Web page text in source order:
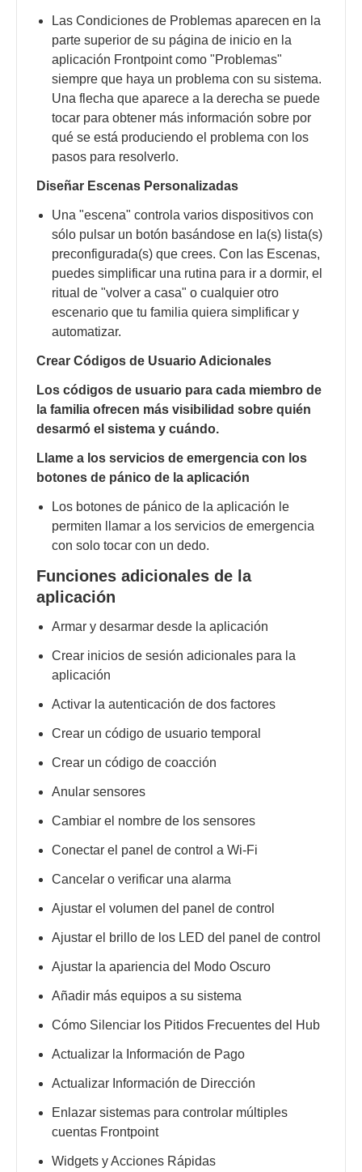
Las Condiciones de Problemas aparecen en la
parte superior de su página de inicio en la
aplicación Frontpoint como "Problemas"
siempre que haya un problema con su sistema.
Una flecha que aparece a la derecha se puede
tocar para obtener más información sobre por
qué se está produciendo el problema con los
pasos para resolverlo.
Diseñar Escenas Personalizadas
Una "escena" controla varios dispositivos con
sólo pulsar un botón basándose en la(s) lista(s)
preconfigurada(s) que crees. Con las Escenas,
puedes simplificar una rutina para ir a dormir, el
ritual de "volver a casa" o cualquier otro
escenario que tu familia quiera simplificar y
automatizar.
Crear Códigos de Usuario Adicionales
Los códigos de usuario para cada miembro de
la familia ofrecen más visibilidad sobre quién
desarmó el sistema y cuándo.
Llame a los servicios de emergencia con los
botones de pánico de la aplicación
Los botones de pánico de la aplicación le
permiten llamar a los servicios de emergencia
con solo tocar con un dedo.
Funciones adicionales de la
aplicación
Armar y desarmar desde la aplicación
Crear inicios de sesión adicionales para la
aplicación
Activar la autenticación de dos factores
Crear un código de usuario temporal
Crear un código de coacción
Anular sensores
Cambiar el nombre de los sensores
Conectar el panel de control a Wi-Fi
Cancelar o verificar una alarma
Ajustar el volumen del panel de control
Ajustar el brillo de los LED del panel de control
Ajustar la apariencia del Modo Oscuro
Añadir más equipos a su sistema
Cómo Silenciar los Pitidos Frecuentes del Hub
Actualizar la Información de Pago
Actualizar Información de Dirección
Enlazar sistemas para controlar múltiples
cuentas Frontpoint
Widgets y Acciones Rápidas